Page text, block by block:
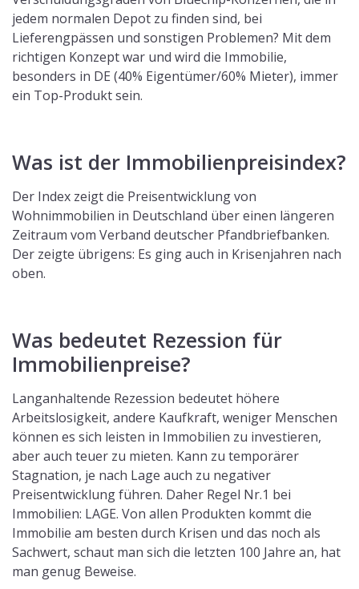
jedem normalen Depot zu finden sind, bei
Lieferengpässen und sonstigen Problemen? Mit dem
richtigen Konzept war und wird die Immobilie,
besonders in DE (40% Eigentümer/60% Mieter), immer
ein Top-Produkt sein.
Was ist der Immobilienpreisindex?
Der Index zeigt die Preisentwicklung von
Wohnimmobilien in Deutschland über einen längeren
Zeitraum vom Verband deutscher Pfandbriefbanken.
Der zeigte übrigens: Es ging auch in Krisenjahren nach
oben.
Was bedeutet Rezession für
Immobilienpreise?
Langanhaltende Rezession bedeutet höhere
Arbeitslosigkeit, andere Kaufkraft, weniger Menschen
können es sich leisten in Immobilien zu investieren,
aber auch teuer zu mieten. Kann zu temporärer
Stagnation, je nach Lage auch zu negativer
Preisentwicklung führen. Daher Regel Nr.1 bei
Immobilien: LAGE. Von allen Produkten kommt die
Immobilie am besten durch Krisen und das noch als
Sachwert, schaut man sich die letzten 100 Jahre an, hat
man genug Beweise.